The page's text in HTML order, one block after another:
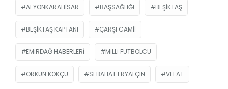
AFYONKARAHISAR BAŞSAĞLIĞI BEŞIKTAŞ
BEŞIKTAŞ KAPTANI ÇARŞI CAMII
EMIRDAĞ HABERLERI MILLI FUTBOLCU
ORKUN KÖKÇÜ SEBAHAT ERYALÇIN VEFAT